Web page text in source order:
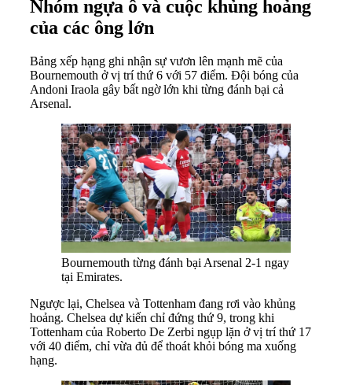
Nhóm ngựa ô và cuộc khủng hoảng
của các ông lớn
Bảng xếp hạng ghi nhận sự vươn lên mạnh mẽ của
Bournemouth ở vị trí thứ 6 với 57 điểm. Đội bóng của
Andoni Iraola gây bất ngờ lớn khi từng đánh bại cả
Arsenal.
Bournemouth từng đánh bại Arsenal 2-1 ngay
tại Emirates.
Ngược lại, Chelsea và Tottenham đang rơi vào khủng
hoảng. Chelsea dự kiến chỉ đứng thứ 9, trong khi
Tottenham của Roberto De Zerbi ngụp lặn ở vị trí thứ 17
với 40 điểm, chỉ vừa đủ để thoát khỏi bóng ma xuống
hạng.